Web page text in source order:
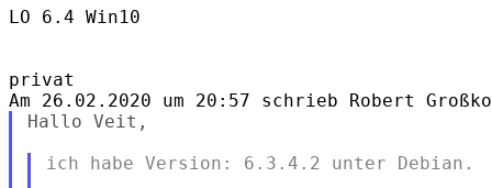
LO 6.4 Win10
privat
Hallo Veit,
ich habe Version: 6.3.4.2 unter Debian.